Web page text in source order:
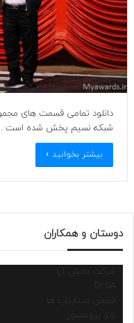
دانلود تمامی قسمت های
شبکه نسیم پخش شده است
بیشتر بخوانید »
دوستان و همکاران
شرکت دانش آرا
انجمن استارتاپ ها
نانو پروسسور